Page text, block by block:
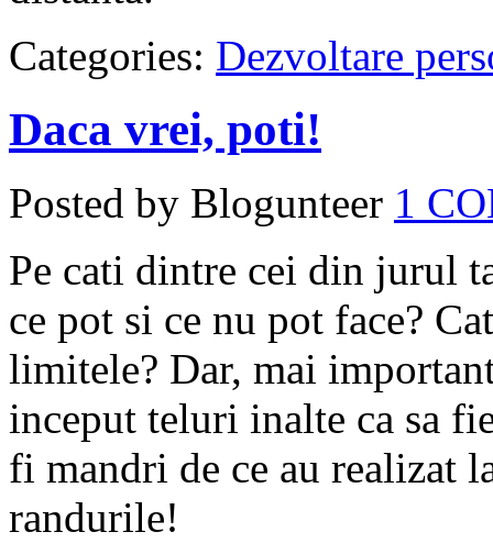
Categories: Dezvoltare
Daca vrei, poti!
Posted by Blogunteer 1
Pe cati dintre cei din jurul
ce pot si ce nu pot face?
limitele? Dar, mai
inceput teluri inalte ca sa
fi mandri de ce au realizat
randurile!